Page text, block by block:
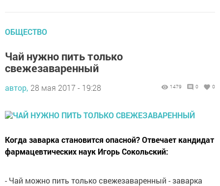
ОБЩЕСТВО
Чай нужно пить только
свежезаваренный
автор, 28 мая 2017 - 19:28 1479 0 0
Когда заварка становится опасной? Отвечает кандидат
фармацевтических наук Игорь Сокольский:
- Чай можно пить только свежезаваренный - заварка